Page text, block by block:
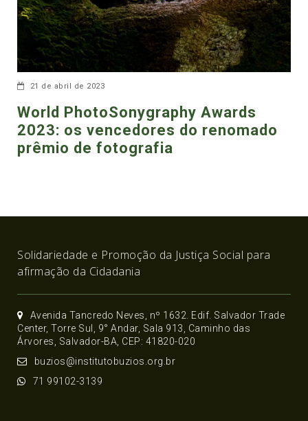
21 de abril de 2023
World PhotoSonygraphy Awards
2023: os vencedores do renomado
prêmio de fotografia
Solidariedade e Promoção da Justiça Social para
afirmação da Cidadania
Avenida Tancredo Neves, nº 1632. Edif. Salvador Trade
Center, Torre Sul, 9° Andar, Sala 913, Caminho das
Árvores, Salvador-BA, CEP: 41820-020
buzios@institutobuzios.org.br
71 99102-3139